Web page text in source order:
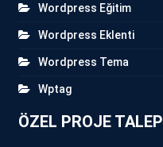
Wordpress Eğitim
Wordpress Eklenti
Wordpress Tema
Wptag
ÖZEL PROJE TALEP